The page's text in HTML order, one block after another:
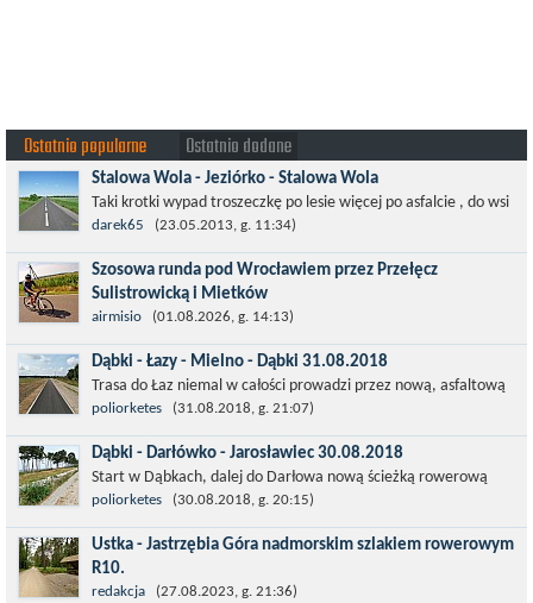
Ostatnio popularne Ostatnio dodane
Stalowa Wola - Jeziórko - Stalowa Wola
Taki krotki wypad troszeczkę po lesie więcej po asfalcie , do wsi
której już nie ma , kopalni siarki również nie ma , a ci co
pamiętają okres...
darek65 (23.05.2013, g. 11:34)
Szosowa runda pod Wrocławiem przez Przełęcz
Sulistrowicką i Mietków
Łatwa, szosowa runda pod Wrocławiem, raczej płaska z jednym
małym podjazdem na Przełęcz Sulistrowicką od strony Olesznej.
To trasa idealna na...
airmisio (01.08.2026, g. 14:13)
Dąbki - Łazy - Mielno - Dąbki 31.08.2018
Trasa do Łaz niemal w całości prowadzi przez nową, asfaltową
ścieżkę rowerową (od Dąbek do Iwięcina wzdłuż drogi 203).
Niestety jest to trasa nie...
poliorketes (31.08.2018, g. 21:07)
Dąbki - Darłówko - Jarosławiec 30.08.2018
Start w Dąbkach, dalej do Darłowa nową ścieżką rowerową
(niekiedy pieszo-rowerową), gdzie na pierwszym rondzie zjazd
w stronę Darłówka Zachodniego....
poliorketes (30.08.2018, g. 20:15)
Ustka - Jastrzębia Góra nadmorskim szlakiem rowerowym
R10.
Międzynarodowy Szlak Rowerowy R-10, jest częścią sieci
redakcja (27.08.2023, g. 21:36)